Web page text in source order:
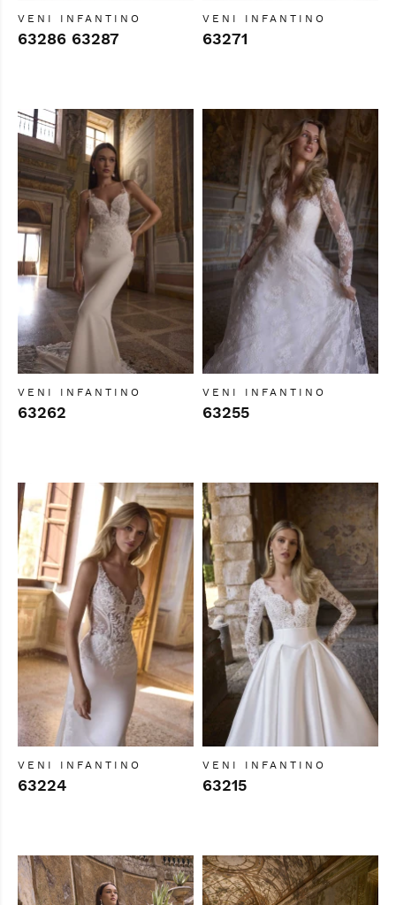
VENI INFANTINO
63286 63287
VENI INFANTINO
63271
VENI INFANTINO
63262
VENI INFANTINO
63255
VENI INFANTINO
63224
VENI INFANTINO
63215